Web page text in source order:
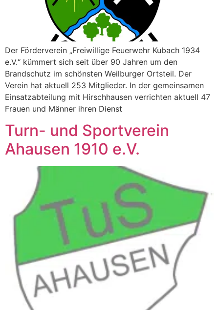
Der Förderverein „Freiwillige Feuerwehr Kubach 1934
e.V.“ kümmert sich seit über 90 Jahren um den
Brandschutz im schönsten Weilburger Ortsteil. Der
Verein hat aktuell 253 Mitglieder. In der gemeinsamen
Einsatzabteilung mit Hirschhausen verrichten aktuell 47
Frauen und Männer ihren Dienst
Turn- und Sportverein
Ahausen 1910 e.V.